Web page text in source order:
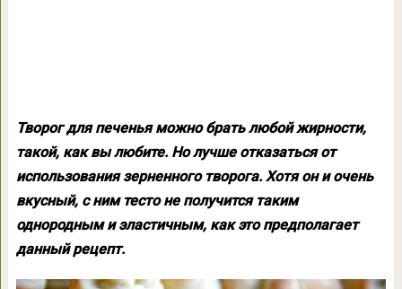
Творог для печенья можно брать любой жирности,
такой, как вы любите. Но лучше отказаться от
использования зерненного творога. Хотя он и очень
вкусный, с ним тесто не получится таким
однородным и эластичным, как это предполагает
данный рецепт.